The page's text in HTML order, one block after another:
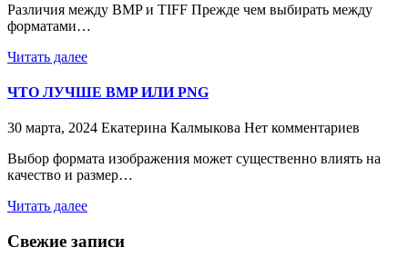
Различия между BMP и TIFF Прежде чем выбирать между
форматами…
Читать далее
ЧТО ЛУЧШЕ BMP ИЛИ PNG
30 марта, 2024 Екатерина Калмыкова Нет комментариев
Выбор формата изображения может существенно влиять на
качество и размер…
Читать далее
Свежие записи